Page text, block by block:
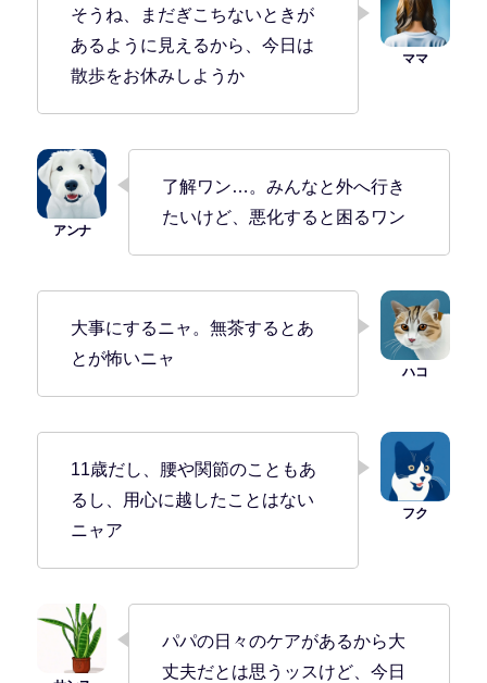
そうね、まだぎこちないときが
あるように見えるから、今日は
散歩をお休みしようか
了解ワン…。みんなと外へ行き
たいけど、悪化すると困るワン
大事にするニャ。無茶するとあ
とが怖いニャ
11歳だし、腰や関節のこともあ
るし、用心に越したことはない
ニャア
パパの日々のケアがあるから大
丈夫だとは思うッスけど、今日